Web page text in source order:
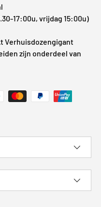
17:00u, vrijdag 15:00u)
Verhuisdozengigant
zijn onderdeel van